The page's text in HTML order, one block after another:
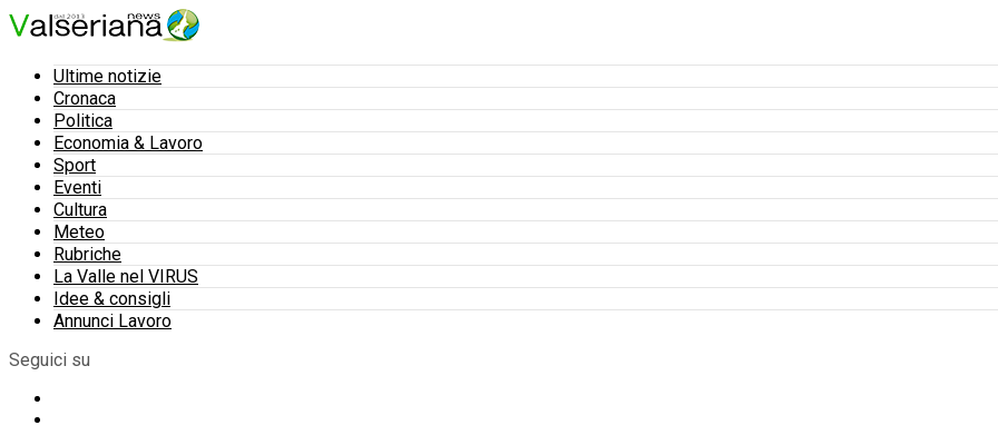
Ultime notizie
Cronaca
Politica
Economia & Lavoro
Sport
Eventi
Cultura
Meteo
Rubriche
La Valle nel VIRUS
Idee & consigli
Annunci Lavoro
Seguici su